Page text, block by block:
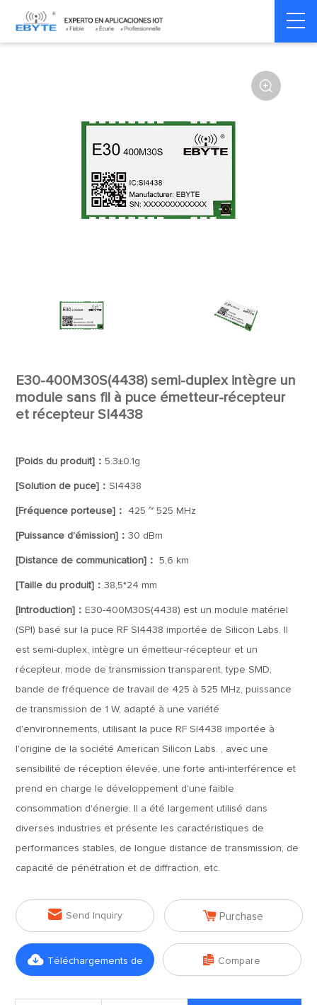
Home > Module > SPI/SOC/UART

E30-400M30S(4438) semi-duplex intègre un
module sans fil à puce émetteur-récepteur
et récepteur SI4438
[Poids du produit]：5.3±0.1g
[Solution de puce]：SI4438
[Fréquence porteuse]： 425 ~ 525 MHz
[Puissance d'émission]：30 dBm
[Distance de communication]： 5,6 km
[Taille du produit]：38,5*24 mm
[Introduction]： E30-400M30S(4438) est un module matériel
(SPI) basé sur la puce RF SI4438 importée de Silicon Labs. Il
est semi-duplex, intègre un émetteur-récepteur et un
récepteur, mode de transmission transparent, type SMD,
bande de fréquence de travail de 425 à 525 MHz, puissance
de transmission de 1 W, adapté à une variété
d'environnements, utilisant la puce RF SI4438 importée à
l'origine de la société American Silicon Labs. , avec une
sensibilité de réception élevée, une forte anti-interférence et
prend en charge le développement d'une faible
consommation d'énergie. Il a été largement utilisé dans
diverses industries et présente les caractéristiques de
performances stables, de longue distance de transmission, de
capacité de pénétration et de diffraction, etc.
 Send Inquiry  Purchase
 Téléchargements de  Compare